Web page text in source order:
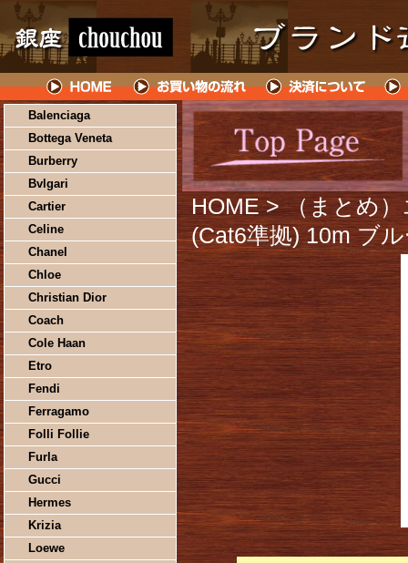
Balenciaga
Bottega Veneta
Burberry
Bvlgari
Cartier
Celine
Chanel
Chloe
Christian Dior
Coach
Cole Haan
Etro
Fendi
Ferragamo
Folli Follie
Furla
Gucci
Hermes
Krizia
Loewe
HOME > （まとめ
(Cat6準拠) 10m ブ